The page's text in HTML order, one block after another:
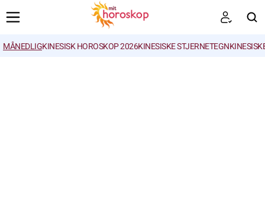
MÅNEDLIGKINESISK HOROSKOP 2026KINESISKE STJERNETEGN